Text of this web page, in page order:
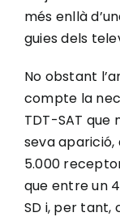
més enllà
guies dels
No obstant
compte la
TDT-SAT que
seva aparició,
5.000
que entre un
SD i, per tant,